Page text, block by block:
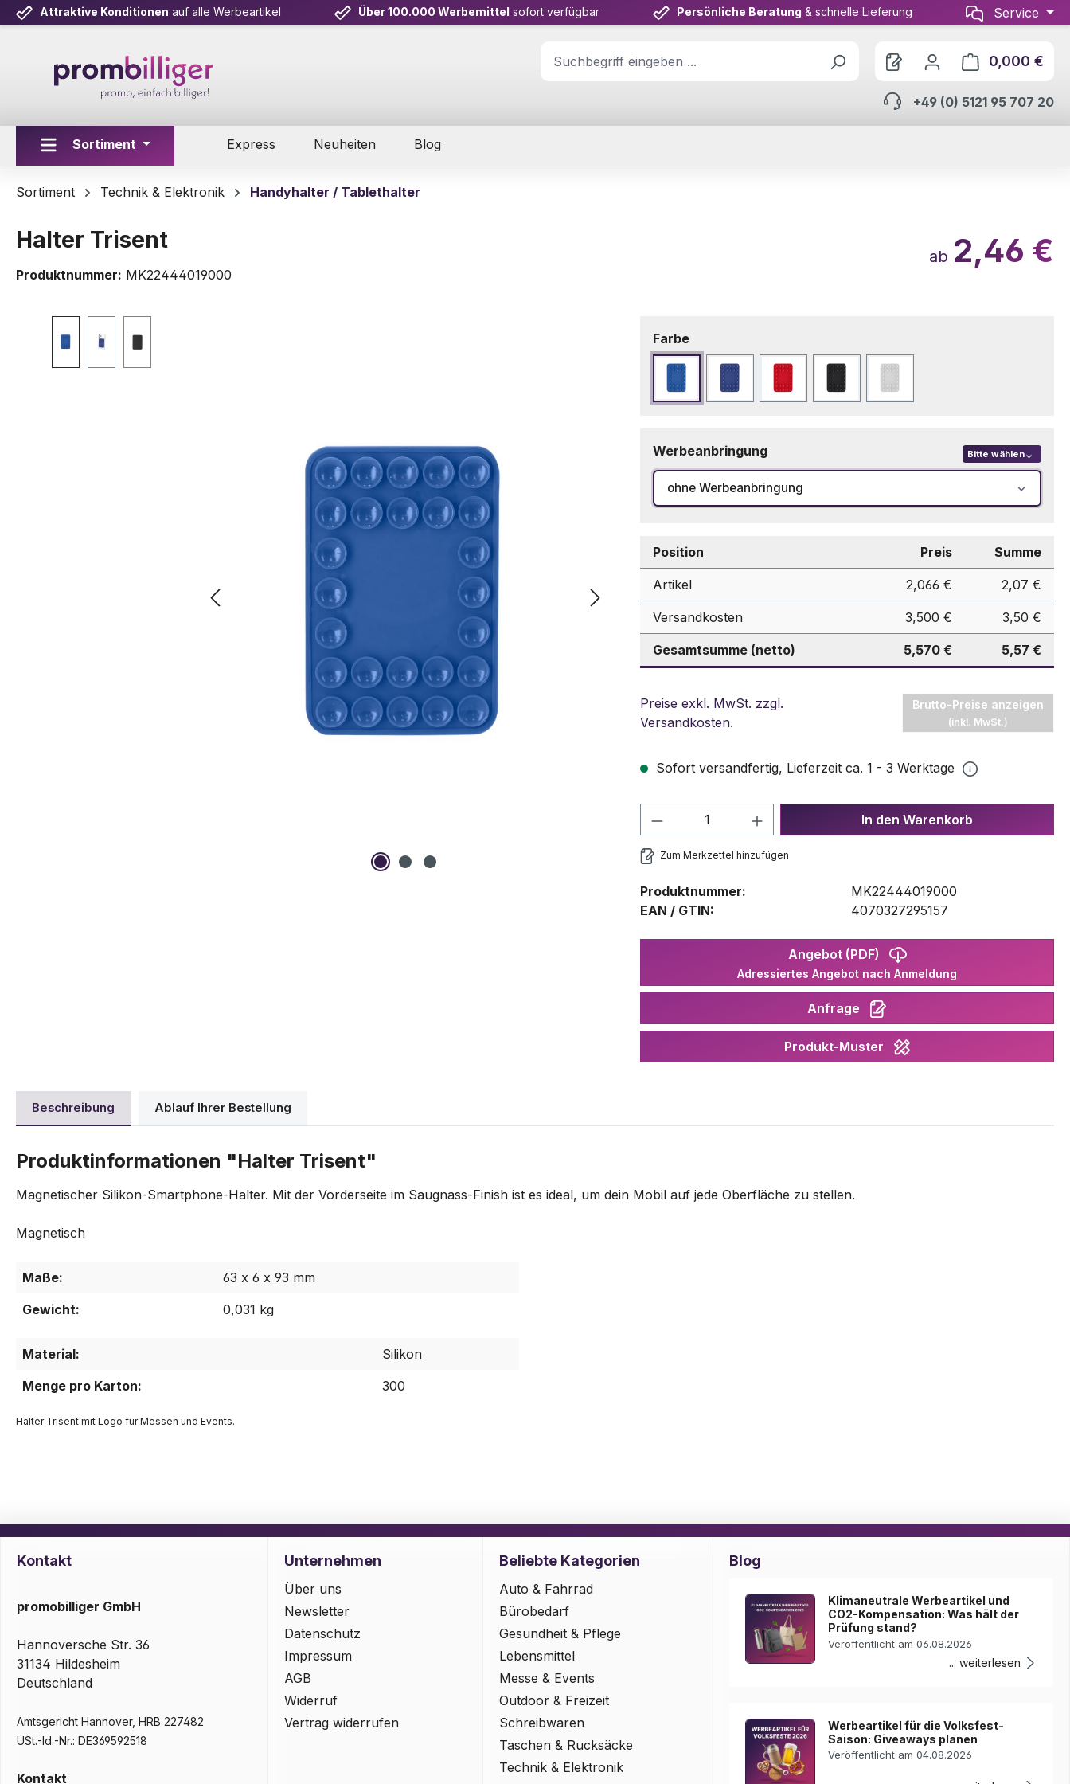
Hauptinhalt springen
Zur Suche springen
Zur Hauptnavigation springen
Attraktive Konditionen auf alle Werbeartikel Über 100.000 Werbemittel sofort verfügbar Persönliche Beratung & schnelle Lieferung Service
0,000 €
+49 (0) 5121 95 707 20
Sortiment Express Neuheiten Blog
Sortiment Technik & Elektronik Handyhalter / Tablethalter
Halter Trisent
Produktnummer: MK22444019000
ab 2,46 €
Farbeauswählen
Blau Marineblau
Rot SchwarzWeiß
Werbeanbringung Bitte wählen
ohne Werbeanbringung
Position Preis Summe
Artikel 2,066 € 2,07 €
Versandkosten 3,500 € 3,50 €
Gesamtsumme (netto) 5,570 € 5,57 €
Preise exkl. MwSt. zzgl.
Versandkosten.
Brutto-Preise anzeigen
(inkl. MwSt.)
Sofort versandfertig, Lieferzeit ca. 1 - 3 Werktage
Produkt Anzahl: Gib den gewünschten Wert
In den Warenkorb
Zum Merkzettel hinzufügen
Produktnummer:
MK22444019000
EAN / GTIN:
4070327295157
Angebot (PDF)
Adressiertes Angebot nach Anmeldung
Anfrage
Produkt-Muster
Beschreibung Ablauf Ihrer Bestellung
Produktinformationen "Halter Trisent"
Magnetischer Silikon-Smartphone-Halter. Mit der Vorderseite im Saugnass-Finish ist es ideal, um dein Mobil auf jede Oberfläche zu stellen.
Magnetisch
Maße:
63 x 6 x 93 mm
Gewicht:
0,031 kg
Material:
Silikon
Menge pro Karton:
300
Halter Trisent mit Logo für Messen und Events.
Kontakt
promobilliger GmbH
Hannoversche Str. 36
31134 Hildesheim
Deutschland
Amtsgericht Hannover, HRB 227482
USt.-Id.-Nr.: DE369592518
Kontakt
Unternehmen
Über uns
Newsletter
Datenschutz
Impressum
AGB
Widerruf
Vertrag widerrufen
Beliebte Kategorien
Auto & Fahrrad
Bürobedarf
Gesundheit & Pflege
Lebensmittel
Messe & Events
Outdoor & Freizeit
Schreibwaren
Taschen & Rucksäcke
Technik & Elektronik
Blog
Klimaneutrale Werbeartikel und
CO2-Kompensation: Was hält der
Prüfung stand?
Veröffentlicht am 06.08.2026
... weiterlesen
Werbeartikel für die Volksfest-
Saison: Giveaways planen
Veröffentlicht am 04.08.2026